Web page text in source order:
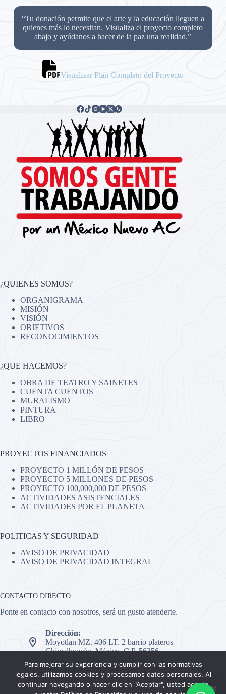
“Tu donación permite que el arte y la educación lleguen a
quienes más lo necesitan. Visualiza el proyecto completo
abajo y ayúdanos a hacer de la paz una realidad.”
Visualizar Plan Completo del Proyecto
¿QUIENES SOMOS?
ORGANIGRAMA
MISIÓN
VISIÓN
OBJETIVOS
RECONOCIMIENTOS
¿QUE HACEMOS?
OBRA DE TEATRO Y SAINETES
CUENTA CUENTOS
MURALISMO
PINTURA
LIBRO
PROYECTOS FINANCIADOS
PROYECTO 1 MILLÓN DE PESOS
PROYECTO 5 MILLONES DE PESOS
PROYECTO 100,000,000 DE PESOS
ACTIVIDADES ASISTENCIALES
ACTIVIDADES POR EL PLANETA
POLITICAS Y SEGURIDAD
AVISO DE PRIVACIDAD
AVISO DE PRIVACIDAD INTEGRAL
CONTACTO DIRECTO
Ponte en contacto con nosotros, será un gusto atenderte.
Dirección:
Moyotlan MZ. 406 LT. 2 barrio plateros
Chimalhuacán, México, C.P. 56356.
Teléfono:
5551119419
Email:
Para mejorar su experiencia y cumplir con las normativas
legales, utilizamos cookies y procesamos datos personales. Al
continuar navegando o hacer clic en "Aceptar", usted acepta